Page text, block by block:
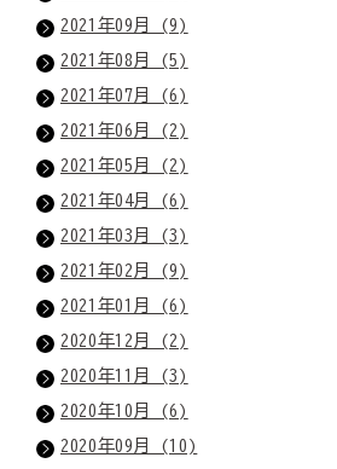
2021年09月 (9)
2021年08月 (5)
2021年07月 (6)
2021年06月 (2)
2021年05月 (2)
2021年04月 (6)
2021年03月 (3)
2021年02月 (9)
2021年01月 (6)
2020年12月 (2)
2020年11月 (3)
2020年10月 (6)
2020年09月 (10)